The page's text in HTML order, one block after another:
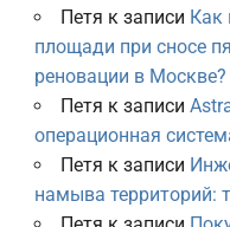
Петя к записи Как
площади при сносе
реновации в Москве?
Петя к записи
операционная
Петя к записи
намыва территорий: